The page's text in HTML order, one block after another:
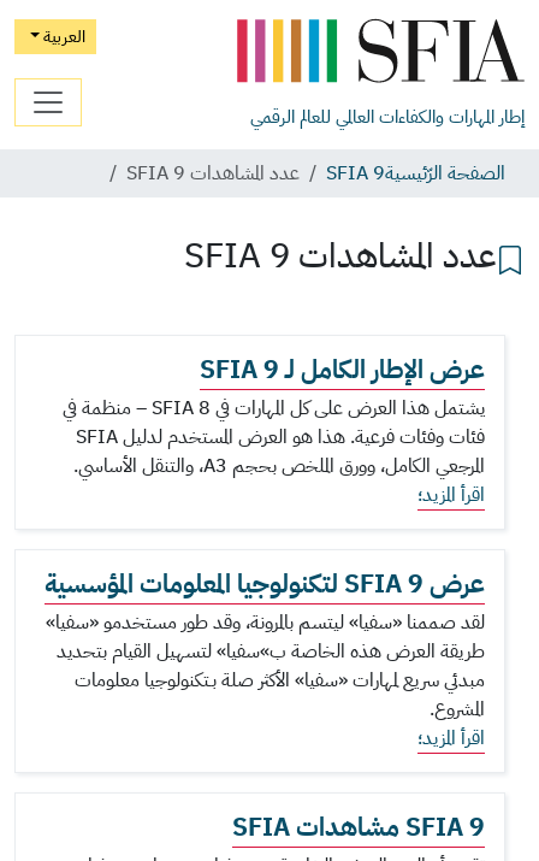
العربية
إطار المهارات والكفاءات العالمي للعالم الرقمي
الصفحة الرّئيسيةSFIA 9 عدد المشاهدات SFIA 9
عدد المشاهدات SFIA 9
عرض الإطار الكامل لـ SFIA 9
يشتمل هذا العرض على كل المهارات في SFIA 8 – منظمة في
فئات وفئات فرعية. هذا هو العرض المستخدم لدليل SFIA
المرجعي الكامل، وورق الملخص بحجم A3، والتنقل الأساسي.
اقرأ المزيد؛
عرض SFIA 9 لتكنولوجيا المعلومات المؤسسية
لقد صممنا «سفيا» ليتسم بالمرونة، وقد طور مستخدمو «سفيا»
طريقة العرض هذه الخاصة ب»سفيا» لتسهيل القيام بتحديد
مبدئي سريع لمهارات «سفيا» الأكثر صلة بـتكنولوجيا معلومات
المشروع.
اقرأ المزيد؛
SFIA 9 مشاهدات SFIA